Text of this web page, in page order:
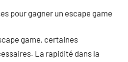
pour gagner un escape game
game, certaines
La rapidité dans la